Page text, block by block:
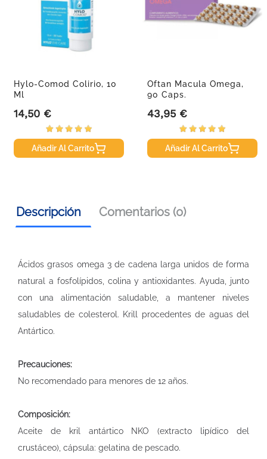
Hylo-Comod Colirio, 10
Ml
Precio
14,50 €
Añadir Al Carrito
Oftan Macula Omega,
90 Caps.
Precio
43,95 €
Añadir Al Carrito
Descripción Comentarios (0)
Ácidos grasos omega 3 de cadena larga unidos de forma
natural a fosfolípidos, colina y antioxidantes. Ayuda, junto
con una alimentación saludable, a mantener niveles
saludables de colesterol. Krill procedentes de aguas del
Antártico.
Precauciones:
No recomendado para menores de 12 años.
Composición:
Aceite de kril antártico NKO (extracto lipídico del
crustáceo), cápsula: gelatina de pescado.